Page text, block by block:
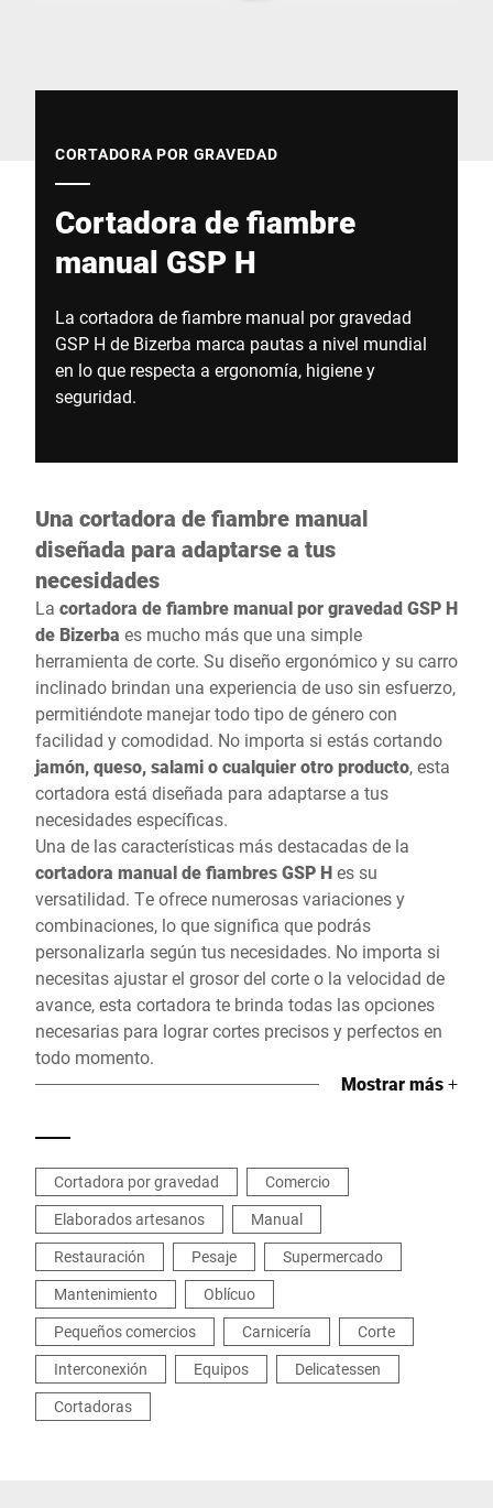
CORTADORA POR GRAVEDAD
Cortadora de fiambre
manual GSP H
La cortadora de fiambre manual por gravedad
GSP H de Bizerba marca pautas a nivel mundial
en lo que respecta a ergonomía, higiene y
seguridad.
Una cortadora de fiambre manual
diseñada para adaptarse a tus
necesidades
La cortadora de fiambre manual por gravedad GSP H
de Bizerba es mucho más que una simple
herramienta de corte. Su diseño ergonómico y su carro
inclinado brindan una experiencia de uso sin esfuerzo,
permitiéndote manejar todo tipo de género con
facilidad y comodidad. No importa si estás cortando
jamón, queso, salami o cualquier otro producto, esta
cortadora está diseñada para adaptarse a tus
necesidades específicas.
Una de las características más destacadas de la
cortadora manual de fiambres GSP Hes su
versatilidad. Te ofrece numerosas variaciones y
combinaciones, lo que significa que podrás
personalizarla según tus necesidades. No importa si
necesitas ajustar el grosor del corte o la velocidad de
avance, esta cortadora te brinda todas las opciones
necesarias para lograr cortes precisos y perfectos en
todo momento.
Mostrar más+
Cortadora por gravedad
Comercio
Elaborados artesanos
Manual
Restauración
Pesaje
Supermercado
Mantenimiento
Oblícuo
Pequeños comercios
Carnicería
Corte
Interconexión
Equipos
Delicatessen
Cortadoras